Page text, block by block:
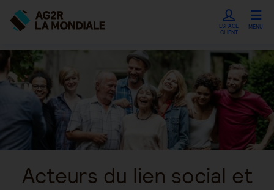
ESPACE
CLIENT
MENU
Acteurs du lien social et